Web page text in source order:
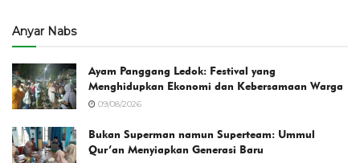
Anyar Nabs
Ayam Panggang Ledok: Festival yang
Menghidupkan Ekonomi dan Kebersamaan Warga
09/08/2026
Bukan Superman namun Superteam: Ummul
Qur’an Menyiapkan Generasi Baru